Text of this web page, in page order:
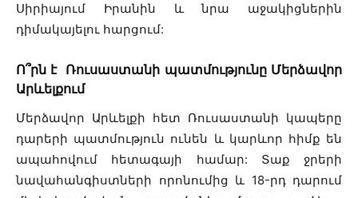
Սիրիայում Իրանին և նրա աջակիցներին
դիմակայելու հարցում:
Ո՞րն է Ռուսաստանի պատմությունը Մերձավոր
Արևելքում
Մերձավոր Արևելքի հետ Ռուսաստանի կապերը
դարերի պատմություն ունեն և կարևոր հիմք են
ապահովում հետագայի համար: Տաք ջրերի
նավահանգիստների որոնումից և 18-րդ դարում